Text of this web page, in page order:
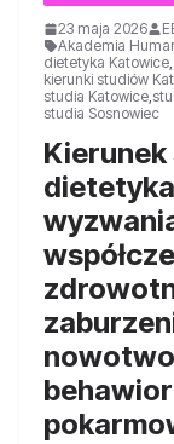
23 maja 2026
Akademia
dietetyka Katowice,
kierunki studiów
studia Katowice,
studia Sosnowiec